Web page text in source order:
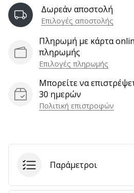
δικό
σας
ιστότοπο,
ιστολόγιο,
σελίδα
ή
φόρουμ
συζητήσεων;
να
αποφέρουν
…
Δωρεάν αποστολή
Επιλογές αποστολής
Πληρωμή με κάρτα
πληρωμής
Επιλογές πληρωμής
Μπορείτε να
30 ημερών
Πολιτική επιστροφών
Παράμετροι